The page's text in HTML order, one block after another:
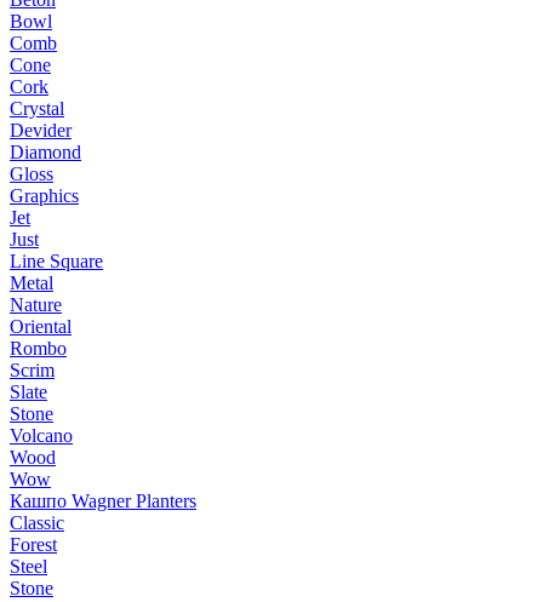
Bowl
Comb
Cone
Cork
Crystal
Devider
Diamond
Gloss
Graphics
Jet
Just
Line Square
Metal
Nature
Oriental
Rombo
Scrim
Slate
Stone
Volcano
Wood
Wow
Кашпо Wagner Planters
Classic
Forest
Steel
Stone